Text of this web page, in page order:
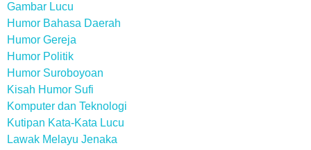
Gambar Lucu
Humor Bahasa Daerah
Humor Gereja
Humor Politik
Humor Suroboyoan
Kisah Humor Sufi
Komputer dan Teknologi
Kutipan Kata-Kata Lucu
Lawak Melayu Jenaka